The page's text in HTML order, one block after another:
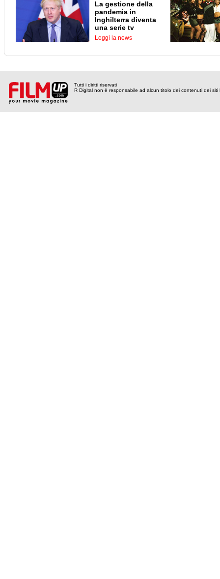
La gestione della
pandemia in
Inghilterra diventa
una serie tv
Leggi la news
Tutti i diritti riservati
R Digital non è responsabile ad alcun titolo dei contenuti dei siti